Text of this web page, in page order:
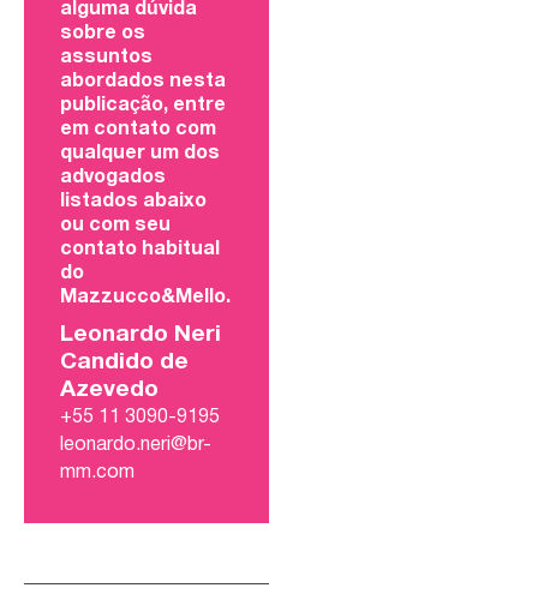
alguma dúvida
sobre os
assuntos
abordados nesta
publicação, entre
em contato com
qualquer um dos
advogados
listados abaixo
ou com seu
contato habitual
do
Mazzucco&Mello.
Leonardo Neri
Candido de
Azevedo
+55 11 3090-9195
leonardo.neri@br-
mm.com